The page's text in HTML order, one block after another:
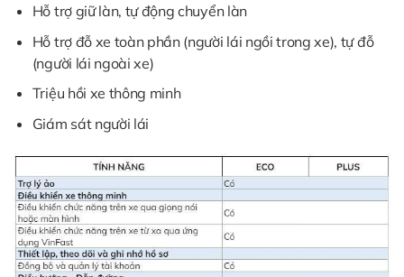
Hỗ trợ giữ làn, tự động chuyển làn
Hỗ trợ đỗ xe toàn phần (người lái ngồi trong xe), tự đỗ
(người lái ngoài xe)
Triệu hồi xe thông minh
Giám sát người lái